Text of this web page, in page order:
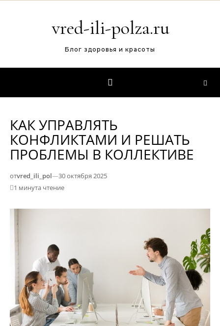
vred-ili-polza.ru
Блог здоровья и красоты
КАК УПРАВЛЯТЬ
КОНФЛИКТАМИ И РЕШАТЬ
ПРОБЛЕМЫ В КОЛЛЕКТИВЕ
отvred_ili_pol—30 октября 2025
1 минута чтение